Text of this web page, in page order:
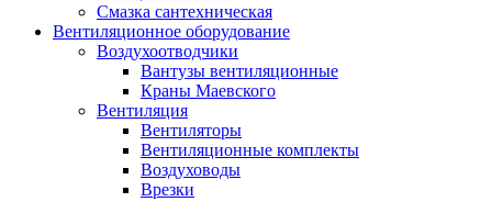
Смазка сантехническая
Вентиляционное оборудование
Воздухоотводчики
Вантузы вентиляционные
Краны Маевского
Вентиляция
Вентиляторы
Вентиляционные комплекты
Воздуховоды
Врезки